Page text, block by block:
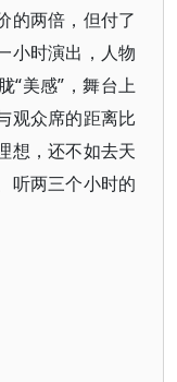
的两倍，但付了
小时演出，人物
“美感”，舞台上
观众席的距离比
想，还不如去天
听两三个小时的